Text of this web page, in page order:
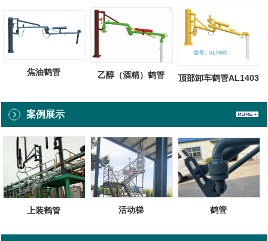
焦油鹤管 乙醇（酒精）鹤管 顶部卸车鹤管AL1403
案例展示
上装鹤管 活动梯 鹤管